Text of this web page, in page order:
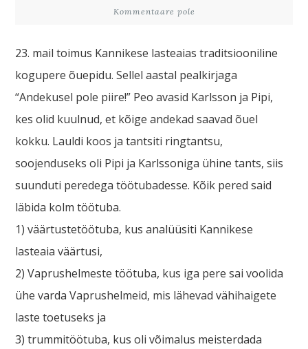
Kommentaare pole
23. mail toimus Kannikese lasteaias traditsiooniline
kogupere õuepidu. Sellel aastal pealkirjaga
“Andekusel pole piire!” Peo avasid Karlsson ja Pipi,
kes olid kuulnud, et kõige andekad saavad õuel
kokku. Lauldi koos ja tantsiti ringtantsu,
soojenduseks oli Pipi ja Karlssoniga ühine tants, siis
suunduti peredega töötubadesse. Kõik pered said
läbida kolm töötuba.
1) väärtustetöötuba, kus analüüsiti Kannikese
lasteaia väärtusi,
2) Vaprushelmeste töötuba, kus iga pere sai voolida
ühe varda Vaprushelmeid, mis lähevad vähihaigete
laste toetuseks ja
3) trummitöötuba, kus oli võimalus meisterdada